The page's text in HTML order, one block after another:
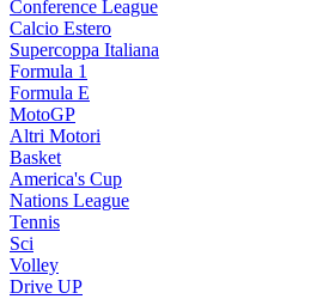
Conference League
Calcio Estero
Supercoppa Italiana
Formula 1
Formula E
MotoGP
Altri Motori
Basket
America's Cup
Nations League
Tennis
Sci
Volley
Drive UP